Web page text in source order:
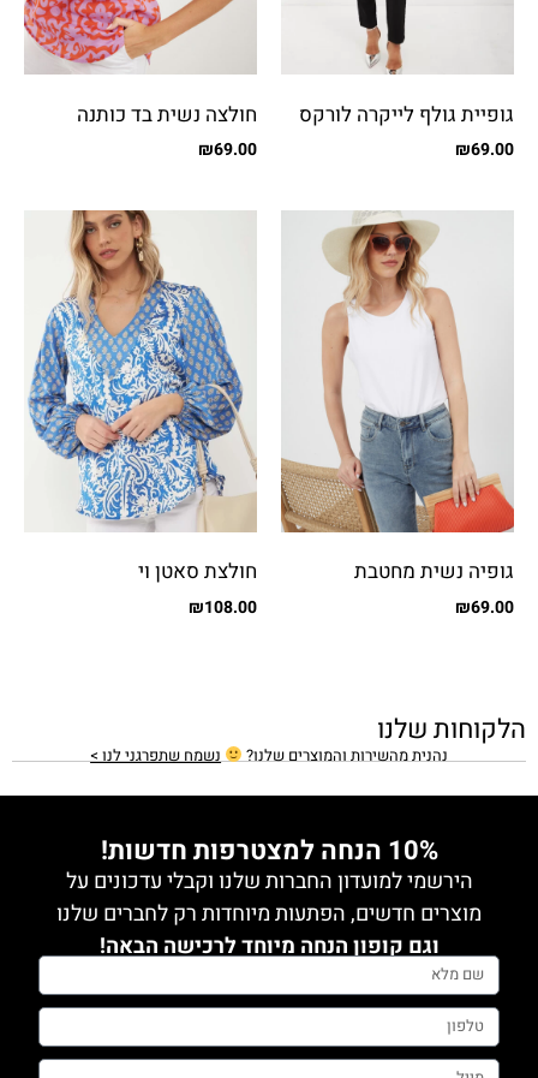
גופיית גולף לייקרה לורקס
₪69.00
חולצה נשית בד כותנה
מודפס
₪69.00
גופיה נשית מחטבת
₪69.00
חולצת סאטן וי
₪108.00
הלקוחות שלנו
נהנית מהשירות והמוצרים שלנו? נשמח שתפרגני לנו >
10% הנחה למצטרפות חדשות!
הירשמי למועדון החברות שלנו וקבלי עדכונים על
מוצרים חדשים, הפתעות מיוחדות רק לחברים שלנו
וגם קופון הנחה מיוחד לרכישה הבאה!